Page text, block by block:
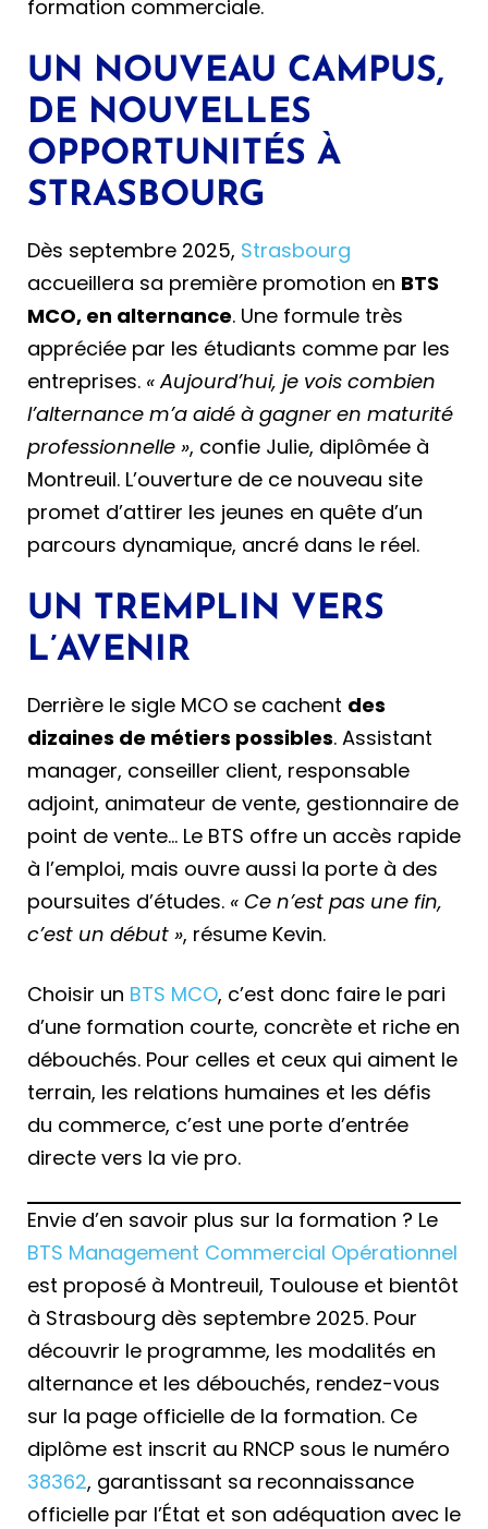
formation commerciale.
UN NOUVEAU CAMPUS,
DE NOUVELLES
OPPORTUNITÉS À
STRASBOURG
Dès septembre 2025, Strasbourg
accueillera sa première promotion en BTS
MCO, en alternance. Une formule très
appréciée par les étudiants comme par les
entreprises. « Aujourd’hui, je vois combien
l’alternance m’a aidé à gagner en maturité
professionnelle », confie Julie, diplômée à
Montreuil. L’ouverture de ce nouveau site
promet d’attirer les jeunes en quête d’un
parcours dynamique, ancré dans le réel.
UN TREMPLIN VERS
L’AVENIR
Derrière le sigle MCO se cachent des
dizaines de métiers possibles. Assistant
manager, conseiller client, responsable
adjoint, animateur de vente, gestionnaire de
point de vente… Le BTS offre un accès rapide
à l’emploi, mais ouvre aussi la porte à des
poursuites d’études. « Ce n’est pas une fin,
c’est un début », résume Kevin.
Choisir un BTS MCO, c’est donc faire le pari
d’une formation courte, concrète et riche en
débouchés. Pour celles et ceux qui aiment le
terrain, les relations humaines et les défis
du commerce, c’est une porte d’entrée
directe vers la vie pro.
Envie d’en savoir plus sur la formation ? Le
BTS Management Commercial Opérationnel
est proposé à Montreuil, Toulouse et bientôt
à Strasbourg dès septembre 2025. Pour
découvrir le programme, les modalités en
alternance et les débouchés, rendez-vous
sur la page officielle de la formation. Ce
diplôme est inscrit au RNCP sous le numéro
38362, garantissant sa reconnaissance
officielle par l’État et son adéquation avec le